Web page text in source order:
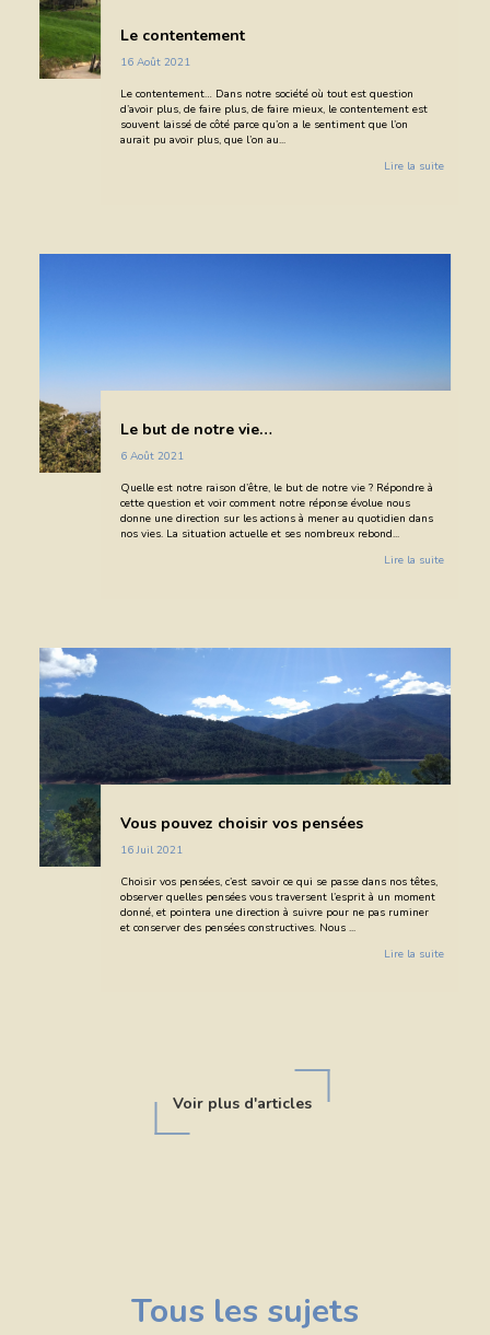
Le contentement
16 Août 2021
Le contentement… Dans notre société où tout est question
d’avoir plus, de faire plus, de faire mieux, le contentement est
souvent laissé de côté parce qu’on a le sentiment que l’on
aurait pu avoir plus, que l’on au...
Lire la suite
Le but de notre vie…
6 Août 2021
Quelle est notre raison d’être, le but de notre vie ? Répondre à
cette question et voir comment notre réponse évolue nous
donne une direction sur les actions à mener au quotidien dans
nos vies. La situation actuelle et ses nombreux rebond...
Lire la suite
Vous pouvez choisir vos pensées
16 Juil 2021
Choisir vos pensées, c’est savoir ce qui se passe dans nos têtes,
observer quelles pensées vous traversent l’esprit à un moment
donné, et pointera une direction à suivre pour ne pas ruminer
et conserver des pensées constructives. Nous ...
Lire la suite
Voir plus d'articles
Tous les sujets